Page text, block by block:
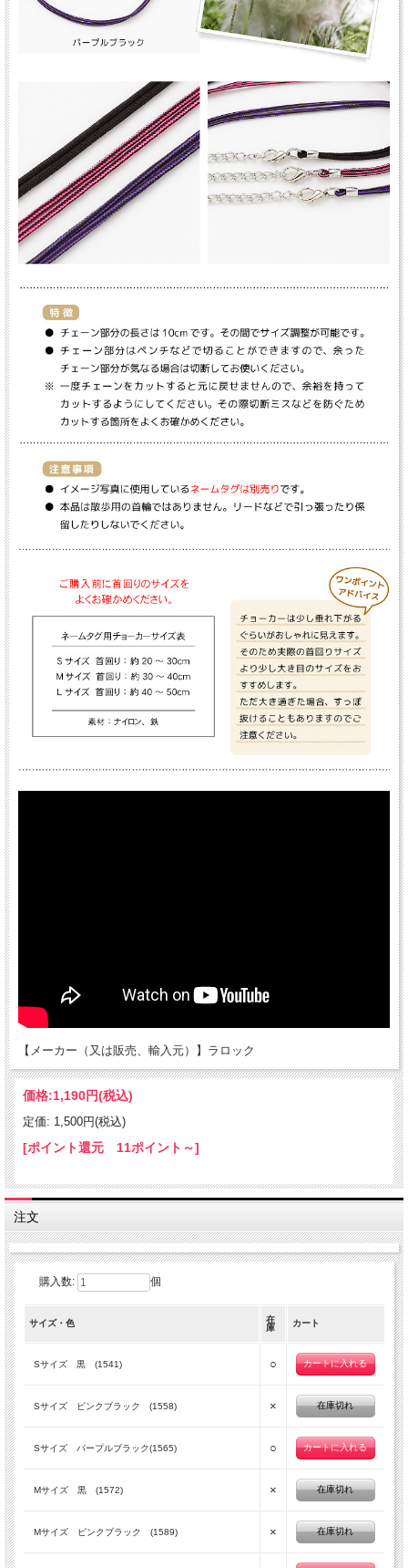
【メーカー（又は販売、輸入元）】ラロック
価格:1,190円(税込)
定価: 1,500円(税込)
[ポイント還元 11ポイント～]
注文
購入数: 個
サイズ・色
在
庫
カート
Sサイズ 黒 (1541) ○
Sサイズ ピンクブラック (1558) × 在庫切れ
Sサイズ パープルブラック(1565) ○
Mサイズ 黒 (1572) × 在庫切れ
Mサイズ ピンクブラック (1589) × 在庫切れ